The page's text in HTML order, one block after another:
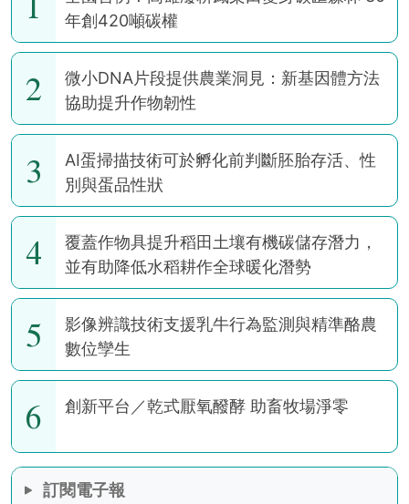
年創420噸碳權
2
微小DNA片段提供農業洞見：新基因體方法
協助提升作物韌性
3
AI蛋掃描技術可於孵化前判斷胚胎存活、性
別與蛋品性狀
4
覆蓋作物具提升稻田土壤有機碳儲存潛力，
並有助降低水稻耕作全球暖化潛勢
5
影像辨識技術支援乳牛行為監測與精準酪農
數位孿生
6 創新平台／乾式厭氧醱酵 助畜牧場淨零
訂閱電子報